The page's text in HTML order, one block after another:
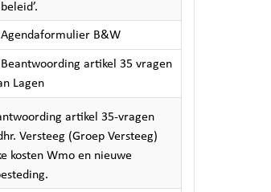
Agendaformulier B&W
Beantwoording artikel 35 vragen
Lagen
artikel 35-vragen
Versteeg (Groep Versteeg)
kosten Wmo en nieuwe